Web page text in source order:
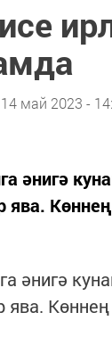
14 май 2023 -
әнигә
ява.
әнигә
ява.